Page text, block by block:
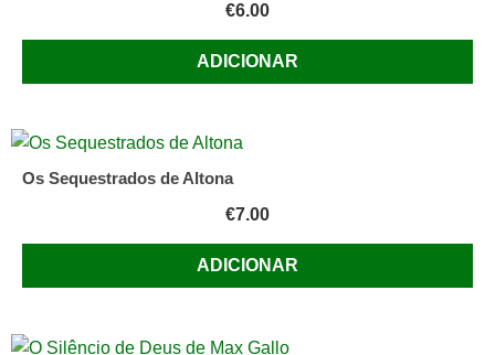
€6.00
ADICIONAR
Os Sequestrados de Altona
€7.00
ADICIONAR